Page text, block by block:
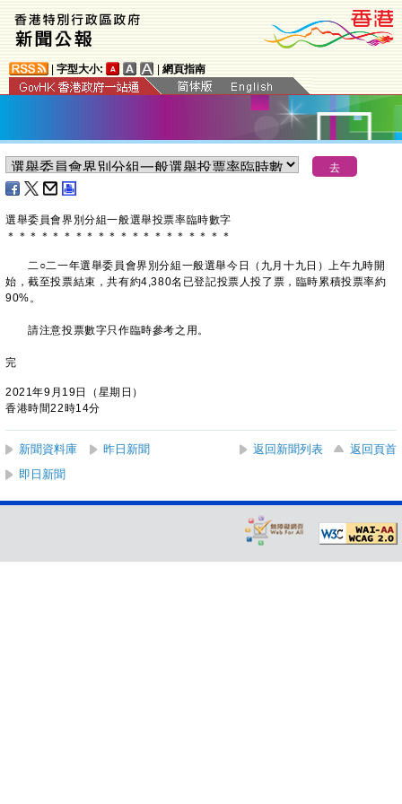
字型大小: 網頁指南
選舉委員會界別分組一般選舉投票率臨時數字
＊ ＊ ＊ ＊ ＊ ＊ ＊ ＊ ＊ ＊ ＊ ＊ ＊ ＊ ＊ ＊ ＊ ＊ ＊ ＊
二○二一年選舉委員會界別分組一般選舉今日（九月十九日）上午九時開
始，截至投票結束，共有約4,380名已登記投票人投了票，臨時累積投票率約
90%。
請注意投票數字只作臨時參考之用。
完
2021年9月19日（星期日）
香港時間22時14分
新聞資料庫 昨日新聞 返回新聞列表
返回頁首
即日新聞